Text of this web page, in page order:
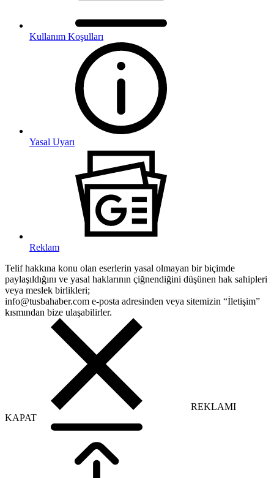
Kullanım Koşulları
Yasal Uyarı
Reklam
Telif hakkına konu olan eserlerin yasal olmayan bir biçimde
paylaşıldığını ve yasal haklarının çiğnendiğini düşünen hak sahipleri
veya meslek birlikleri;
info@tusbahaber.com e-posta adresinden veya sitemizin “İletişim”
kısmından bize ulaşabilirler.
REKLAMI
KAPAT